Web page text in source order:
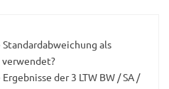
als
der 3 LTW BW / SA /